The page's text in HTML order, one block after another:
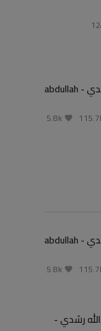
ثروت الخرباوي | عبدالله رشدي - abdullah
ثروت الخرباوي | عبدالله رشدي - abdullah
رشدي -